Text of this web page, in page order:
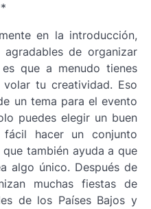
en la introducción,
de organizar
que a menudo tienes
tu creatividad. Eso
un tema para el evento
puedes elegir un buen
hacer un conjunto
también ayuda a que
algo único. Después de
muchas fiestas de
de los Países Bajos y